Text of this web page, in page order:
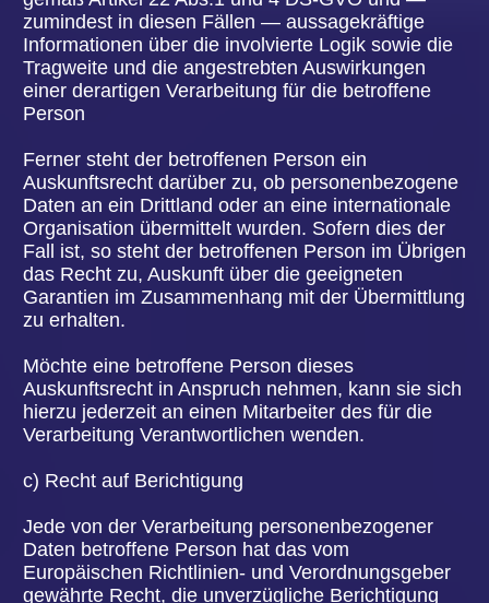
Zur Ausübung des Rechts auf Widerspruch kann
sich die betroffene Person direkt jeden Mitarbeiter
der Volksbühne Hanau e.V. oder einen anderen
Mitarbeiter wenden. Der betroffenen Person steht
es ferner frei, im Zusammenhang mit der Nutzung
von Diensten der Informationsgesellschaft,
ungeachtet der Richtlinie 2002/58/EG, ihr
Verfahren auszuüben, bei denen technische
Spezifikationen verwendet werden.
h) Automatisierte Entscheidungen im Einzelfall
einschließlich Profiling
Jede von der Verarbeitung personenbezogener
Daten betroffene Person hat das vom
Europäischen Richtlinien- und Verordnungsgeber
gewährte Recht, nicht einer ausschließlich auf
einer automatisierten Verarbeitung —
gegenüber rechtliche Wirkung entfaltet oder sie in
ähnlicher Weise erheblich beeinträchtigt, sofern
die Entscheidung (1) nicht für den Abschluss oder
die Erfüllung eines Vertrags zwischen der
betroffenen Person und dem Verantwortlichen
erforderlich ist, oder (2) aufgrund von
Mitgliedstaaten, denen der Verantwortliche
Wahrung der Rechte und Freiheiten sowie der
berechtigten Interessen der betroffenen Person
enthalten oder (3) mit ausdrücklicher Einwilligung
der betroffenen Person erfolgt.